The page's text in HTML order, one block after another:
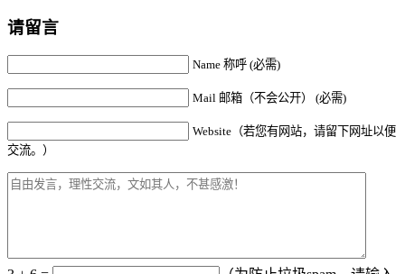
请留言
Name 称呼 (必需)
Mail 邮箱（不会公开） (必需)
Website（若您有网站，请留下网址以便
交流。）